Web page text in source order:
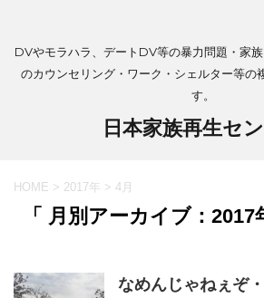
DVやモラハラ、デートDV等の暴力問題・家
のカウンセリング・ワーク・シェルター等の
す。
日本家族再生セ
HOME > 2017年 > 4月
「 月別アーカイブ：
なめんじゃねぇぞ